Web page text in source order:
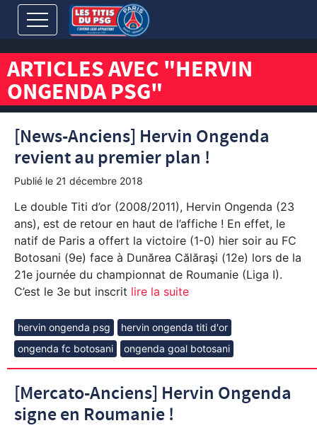
ARTICLES AVEC "HERVIN
ONGENDA PSG"
[News-Anciens] Hervin Ongenda
revient au premier plan !
Publié le 21 décembre 2018
Le double Titi d’or (2008/2011), Hervin Ongenda (23
ans), est de retour en haut de l’affiche ! En effet, le
natif de Paris a offert la victoire (1-0) hier soir au FC
Botosani (9e) face à Dunărea Călăraşi (12e) lors de la
21e journée du championnat de Roumanie (Liga I).
C’est le 3e but inscrit lire la suite
hervin ongenda psg
hervin ongenda titi d'or
ongenda fc botosani
ongenda goal botosani
[Mercato-Anciens] Hervin Ongenda
signe en Roumanie !